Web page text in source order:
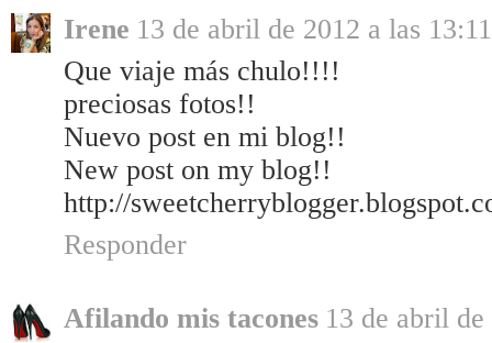
Irene 13 de abril de 2012 a las 13:11
Que viaje más chulo!!!!
preciosas fotos!!
Nuevo post en mi blog!!
New post on my blog!!
http://
Responder
Afilando mis tacones 13 de abril